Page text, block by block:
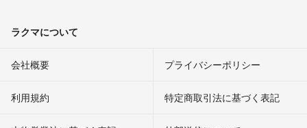
ラクマについて
会社概要 プライバシーポリシー
利用規約 特定商取引法に基づく表記